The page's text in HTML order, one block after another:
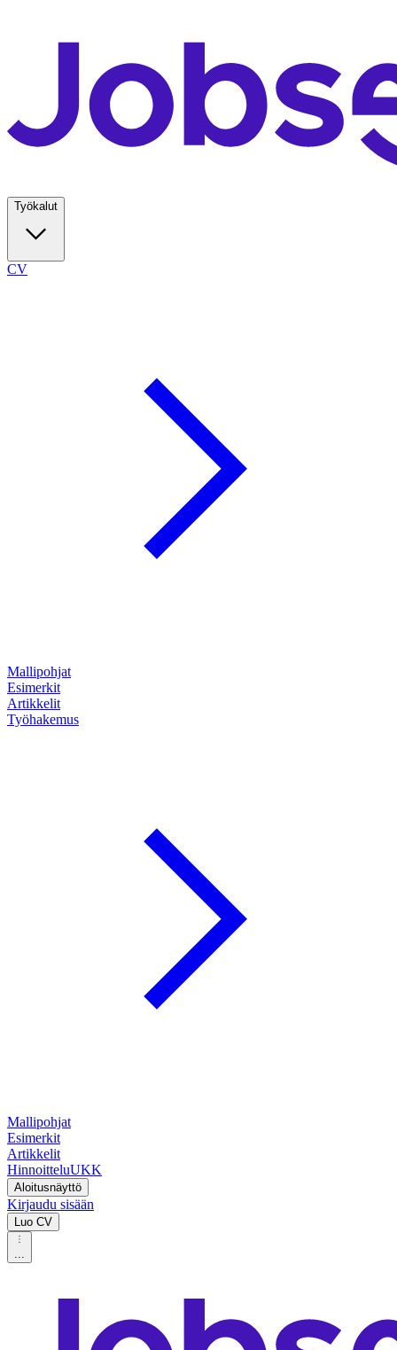
Työkalut
CV
Mallipohjat
Esimerkit
Artikkelit
Työhakemus
Mallipohjat
Esimerkit
Artikkelit
HinnoitteluUKK
Aloitusnäyttö
Kirjaudu sisään
Luo CV
...